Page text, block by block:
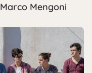
Marco Mengoni